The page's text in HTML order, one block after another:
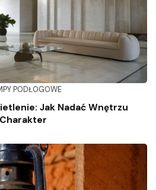
PODŁOGOWE
Jak Nadać Wnętrzu
Charakter